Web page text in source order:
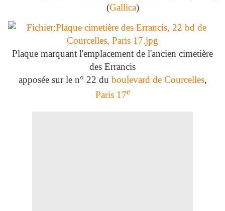
(Gallica)
Plaque marquant l'emplacement de l'ancien cimetière
des Errancis
apposée sur le n° 22 du boulevard de Courcelles,
Paris 17e